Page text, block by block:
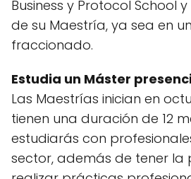
Business y Protocol School
de su Maestría, ya sea en
fraccionado.
Estudia un Máster
Las Maestrías inician en
tienen una duración de 12
estudiarás con
sector, además de tener la